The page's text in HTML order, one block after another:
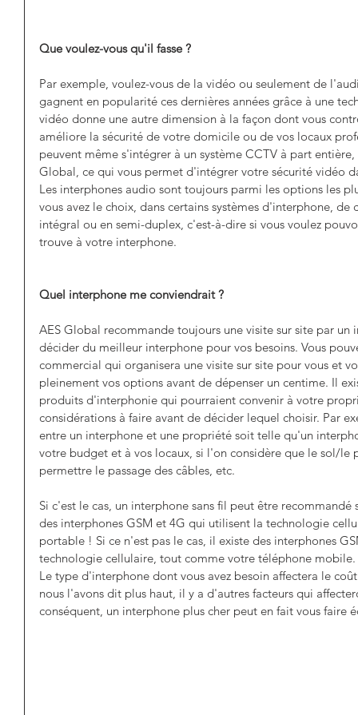
Que voulez-vous qu'il fasse ?
Par exemple, voulez-vous de la vidéo ou seulement de
gagnent en popularité ces dernières années grâce à une
vidéo donne une autre dimension à la façon dont vous
améliore la sécurité de votre domicile ou de vos locaux
peuvent même s'intégrer à un système CCTV à part
Global, ce qui vous permet d'intégrer votre sécurité vidéo
Les interphones audio sont toujours parmi les options les
vous avez le choix, dans certains systèmes d'interphone,
intégral ou en semi-duplex, c'est-à-dire si vous voulez
trouve à votre interphone.
Quel interphone me conviendrait ?
AES Global recommande toujours une visite sur site par
décider du meilleur interphone pour vos besoins. Vous
commercial qui organisera une visite sur site pour vous et
pleinement vos options avant de dépenser un centime. Il
produits d'interphonie qui pourraient convenir à votre
considérations à faire avant de décider lequel choisir. Par
entre un interphone et une propriété soit telle qu'un
votre budget et à vos locaux, si l'on considère que le sol/
permettre le passage des câbles, etc.
Si c'est le cas, un interphone sans fil peut être
des interphones GSM et 4G qui utilisent la technologie
portable ! Si ce n'est pas le cas, il existe des interphones
technologie cellulaire, tout comme votre téléphone mobile.
Le type d'interphone dont vous avez besoin affectera le
nous l'avons dit plus haut, il y a d'autres facteurs qui
conséquent, un interphone plus cher peut en fait vous faire